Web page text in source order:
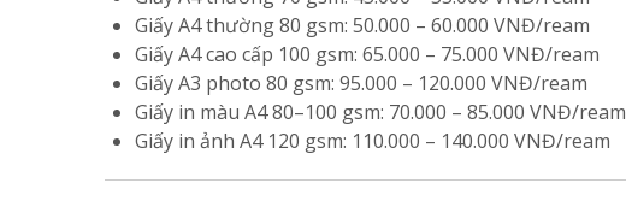
Giấy A4 thường 80 gsm: 50.000 – 60.000 VNĐ/ream
Giấy A4 cao cấp 100 gsm: 65.000 – 75.000 VNĐ/ream
Giấy A3 photo 80 gsm: 95.000 – 120.000 VNĐ/ream
Giấy in màu A4 80–100 gsm: 70.000 – 85.000 VNĐ/ream
Giấy in ảnh A4 120 gsm: 110.000 – 140.000 VNĐ/ream